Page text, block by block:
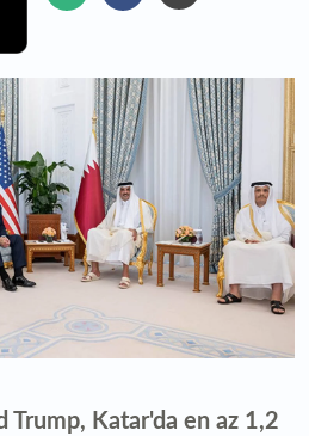
Trump, Katar'da en az 1,2